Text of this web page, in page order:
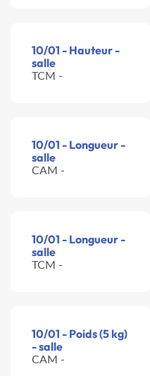
10/01 - Hauteur -
salle
TCM -
10/01 - Longueur -
salle
CAM -
10/01 - Longueur -
salle
TCM -
10/01 - Poids (5 kg)
- salle
CAM -